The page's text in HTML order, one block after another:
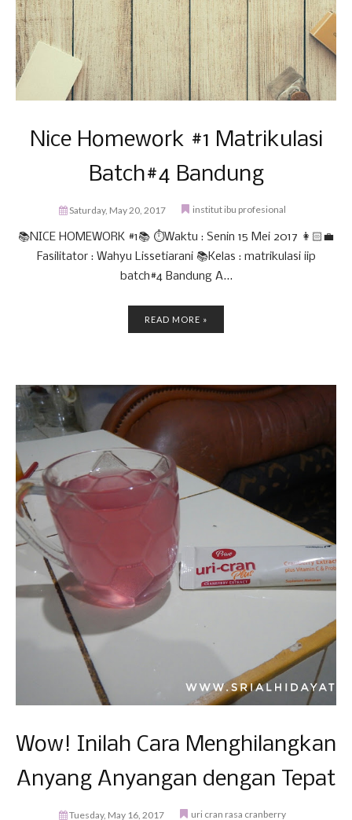
Nice Homework #1 Matrikulasi
Batch#4 Bandung
Saturday, May 20, 2017 institut ibu profesional
📚NICE HOMEWORK #1📚 ⏱Waktu : Senin 15 Mei 2017 👩🏻‍💼
Fasilitator : Wahyu Lissetiarani 📚Kelas : matrikulasi iip
batch#4 Bandung A...
READ MORE »
Wow! Inilah Cara Menghilangkan
Anyang Anyangan dengan Tepat
Tuesday, May 16, 2017 uri cran rasa cranberry